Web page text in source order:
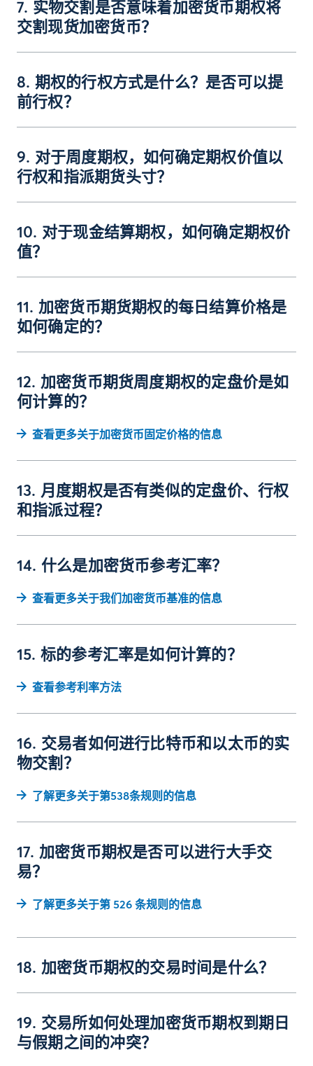
7. 实物交割是否意味着加密货币期权将
交割现货加密货币？
8. 期权的行权方式是什么？是否可以提
前行权？
9. 对于周度期权，如何确定期权价值以
行权和指派期货头寸？
10. 对于现金结算期权，如何确定期权价
值？
11. 加密货币期货期权的每日结算价格是
如何确定的？
12. 加密货币期货周度期权的定盘价是如
何计算的？
查看更多关于加密货币固定价格的信息
13. 月度期权是否有类似的定盘价、行权
和指派过程？
14. 什么是加密货币参考汇率？
查看更多关于我们加密货币基准的信息
15. 标的参考汇率是如何计算的？
查看参考利率方法
16. 交易者如何进行比特币和以太币的实
物交割？
了解更多关于第538条规则的信息
17. 加密货币期权是否可以进行大手交
易？
了解更多关于第 526 条规则的信息
18. 加密货币期权的交易时间是什么？
19. 交易所如何处理加密货币期权到期日
与假期之间的冲突？